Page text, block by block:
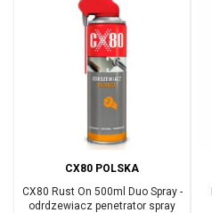
CX80 POLSKA
CX80 Rust On 500ml Duo Spray -
odrdzewiacz penetrator spray